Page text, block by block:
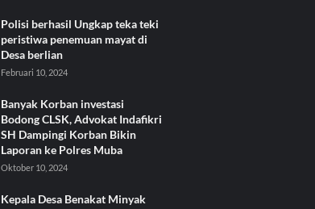
Polisi berhasil Ungkap teka teki
peristiwa penemuan mayat di
Desa berlian
Februari 10, 2024
Banyak Korban investasi
Bodong CLSK, Advokat Indafikri
SH Dampingi Korban Bikin
Laporan ke Polres Muba
Oktober 10, 2024
Kepala Desa Benakat Minyak